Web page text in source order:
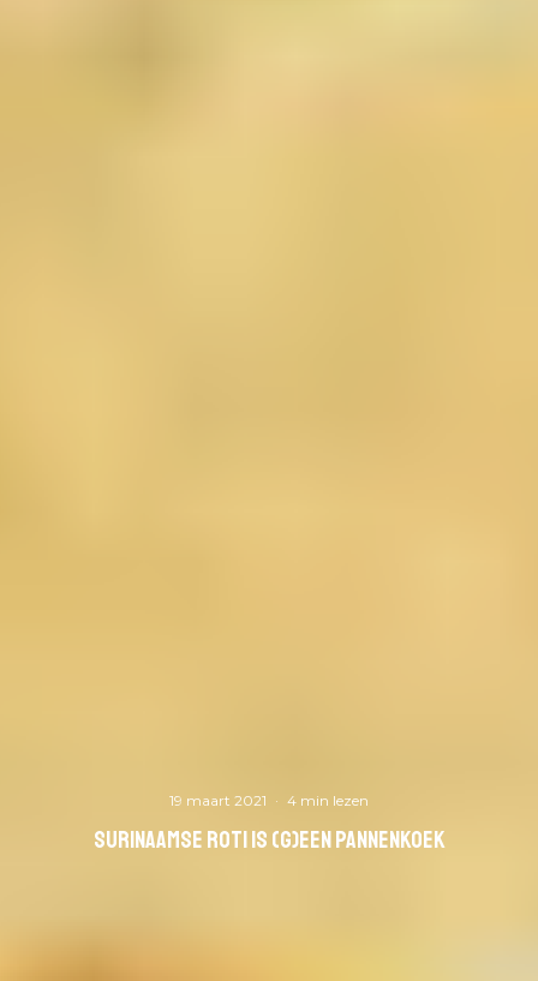
19 maart 2021 · 4 min lezen
Surinaamse roti is (g)een pannenkoek